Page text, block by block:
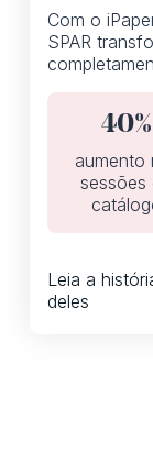
Com o
SPAR
semanais de
descontos
PDF
um catálogo
interativo.
40%
aumento
sessões
Leia a
deles